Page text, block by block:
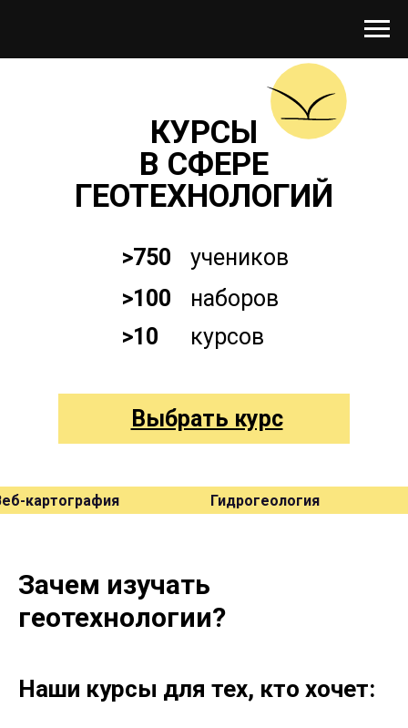
КУРСЫ
В СФЕРЕ
ГЕОТЕХНОЛОГИЙ
Выбрать курс
>750
наборов
курсов
учеников
>100
>10
Веб-картография Гидрогеология
Зачем изучать
геотехнологии?
Наши курсы для тех, кто хочет: